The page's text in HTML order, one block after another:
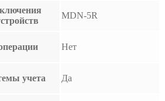
MDN-5R
Нет
учета Да